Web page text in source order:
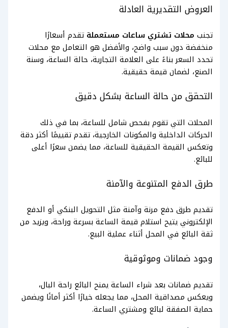
العروض التقديرية العادلة
تجنب محلات تشتري ساعات مستعملة تقدم أسعارًا
منخفضة دون سبب واضح، والأفضل هو التعامل مع محلات
تحدد السعر بناءً على العلامة التجارية، حالة الساعة، وسنة
الصنع، لضمان قيمة حقيقية.
التحقق من حالة الساعة بشكل دقيق
المحلات التي تقوم بفحص شامل للساعة، بما في ذلك
الحركات الداخلية والمكونات الخارجية، تقدم تقييمًا أكثر دقة
وتعكس القيمة الحقيقية للساعة، مما يضمن سعرًا أعلى
للبائع.
طرق الدفع المتنوعة والآمنة
تقديم طرق دفع مرنة وآمنة مثل التحويل البنكي أو الدفع
الإلكتروني يتيح استلام قيمة الساعة بسرعة وراحة، ويزيد من
ثقة البائع في المحل أثناء عملية البيع.
وجود ضمانات وموثوقية
تقديم ضمانات بعد شراء الساعة يمنح البائع راحة البال،
ويعكس مصداقية المحل، مما يجعله خيارًا أكثر أمانًا ويضمن
حماية الصفقة لبائع ومشتري الساعة.